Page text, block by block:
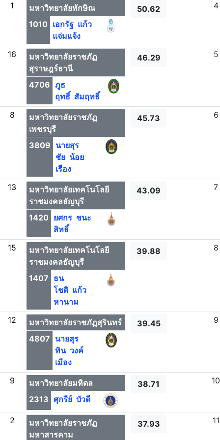
1
มหาวิทยาลัยทักษิณ
1010 เอกรัฐ แก้ว
แจ่มแจ้ง
50.62 4
16
มหาวิทยาลัยราชภัฏ
สุราษฎร์ธานี
4706 ภูธ
ฤทธิ์ สัมฤทธิ์
46.29 5
8
มหาวิทยาลัยราชภัฏ
เพชรบุรี
3809 นายสุร
ชัย น้อย
เรือง
45.73 6
13
มหาวิทยาลัยเทคโนโลยี
ราชมงคลธัญบุรี
1420 ยศกร ชนะ
สิทธิ์
43.09 7
15
มหาวิทยาลัยเทคโนโลยี
ราชมงคลธัญบุรี
1407 ธน
โชติ แก้ว
หานาม
39.88 8
12
มหาวิทยาลัยราชภัฏสุรินทร์
4807 นายสุร
ทิน วงค์
เมือง
39.45 9
9
มหาวิทยาลัยมหิดล
2313 ศุกรีย์ บัวดี
38.71 10
2
มหาวิทยาลัยราชภัฏ
มหาสารคาม
37.93 11